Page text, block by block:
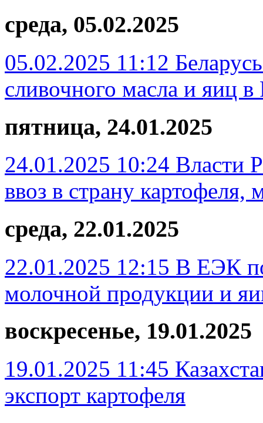
среда, 05.02.2025
05.02.2025 11:12
сливочного масла и яиц
пятница, 24.01.2025
24.01.2025 10:24 Власти
ввоз в страну картофеля,
среда, 22.01.2025
22.01.2025 12:15 В ЕЭК
молочной продукции и
воскресенье, 19.01.2025
19.01.2025 11:45
экспорт картофеля